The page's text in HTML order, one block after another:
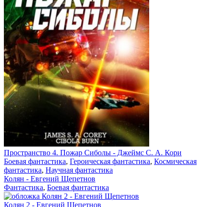
Пространство 4. Пожар Сиболы - Джеймс С. А. Кори
Боевая фантастика, Героическая фантастика, Космическая
фантастика, Научная фантастика
Колян - Евгений Щепетнов
Фантастика, Боевая фантастика
Колян 2 - Евгений Щепетнов